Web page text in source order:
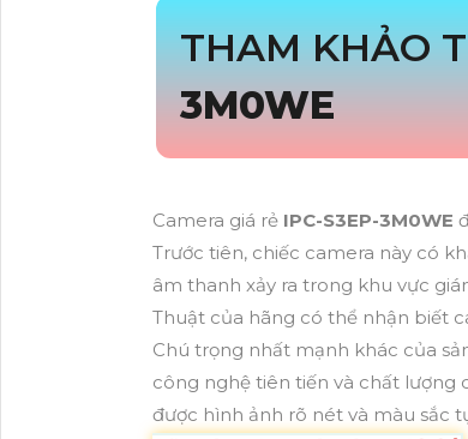
THAM KHẢO
3M0WE
Camera giá rẻ IPC-S3EP-3M0WE
Trước tiên, chiếc camera này có
âm thanh xảy ra trong khu vực
Thuật của hãng có thể nhận biết
Chú trọng nhất mạnh khác của
công nghệ tiên tiến và chất lượng
được hình ảnh rõ nét và màu sắc